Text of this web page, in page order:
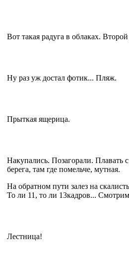
Вот такая радуга в облаках.
Ну раз уж достал фотик... Пляж.
Прыткая ящерица.
Накупались. Позагорали. Плавать
берега, там где помельче, мутная.
На обратном пути залез на
То ли 11, то ли 13кадров...
Лестница!